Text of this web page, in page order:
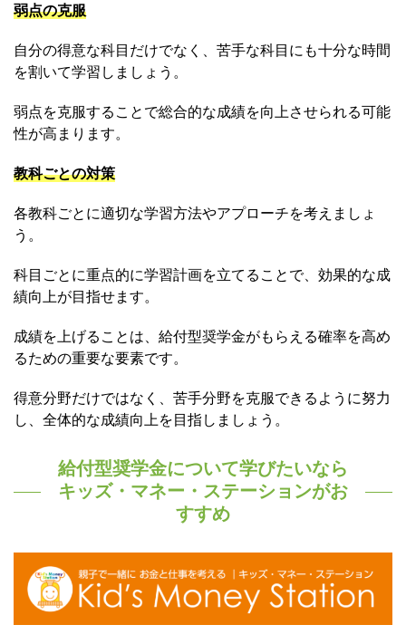
弱点の克服
自分の得意な科目だけでなく、苦手な科目にも十分な時間
を割いて学習しましょう。
弱点を克服することで総合的な成績を向上させられる可能
性が高まります。
教科ごとの対策
各教科ごとに適切な学習方法やアプローチを考えましょ
う。
科目ごとに重点的に学習計画を立てることで、効果的な成
績向上が目指せます。
成績を上げることは、給付型奨学金がもらえる確率を高め
るための重要な要素です。
得意分野だけではなく、苦手分野を克服できるように努力
し、全体的な成績向上を目指しましょう。
給付型奨学金について学びたいなら
キッズ・マネー・ステーションがお
すすめ